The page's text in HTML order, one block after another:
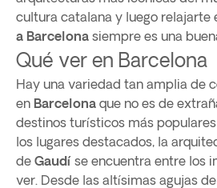
cultura catalana y luego relajarte
a Barcelona siempre es una
Qué ver en Barcelona
Hay una variedad tan amplia de
en Barcelona que no es de
destinos turísticos más
los lugares destacados, la
de Gaudí se encuentra entre los
ver. Desde las altísimas agujas